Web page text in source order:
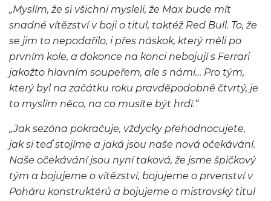
„Myslím, že si všichni mysleli, že Max bude mít
snadné vítězství v boji o titul, taktéž Red Bull. To, že
se jim to nepodařilo, i přes náskok, který měli po
prvním kole, a dokonce na konci nebojují s Ferrari
jakožto hlavním soupeřem, ale s námi… Pro tým,
který byl na začátku roku pravděpodobně čtvrtý, je
to myslím něco, na co musíte být hrdí.“
„Jak sezóna pokračuje, vždycky přehodnocujete,
jak si teď stojíme a jaká jsou naše nová očekávání.
Naše očekávání jsou nyní taková, že jsme špičkový
tým a bojujeme o vítězství, bojujeme o prvenství v
Poháru konstruktérů a bojujeme o mistrovský titul